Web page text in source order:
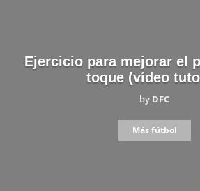
Ejercicio para mejorar el
toque (vídeo
by DFC
Más fútbol